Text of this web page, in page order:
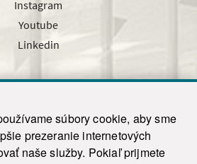
súbory cookie, aby sme
prezeranie internetových
naše služby. Pokiaľ prijmete
Instagram
Youtube
Linkedin